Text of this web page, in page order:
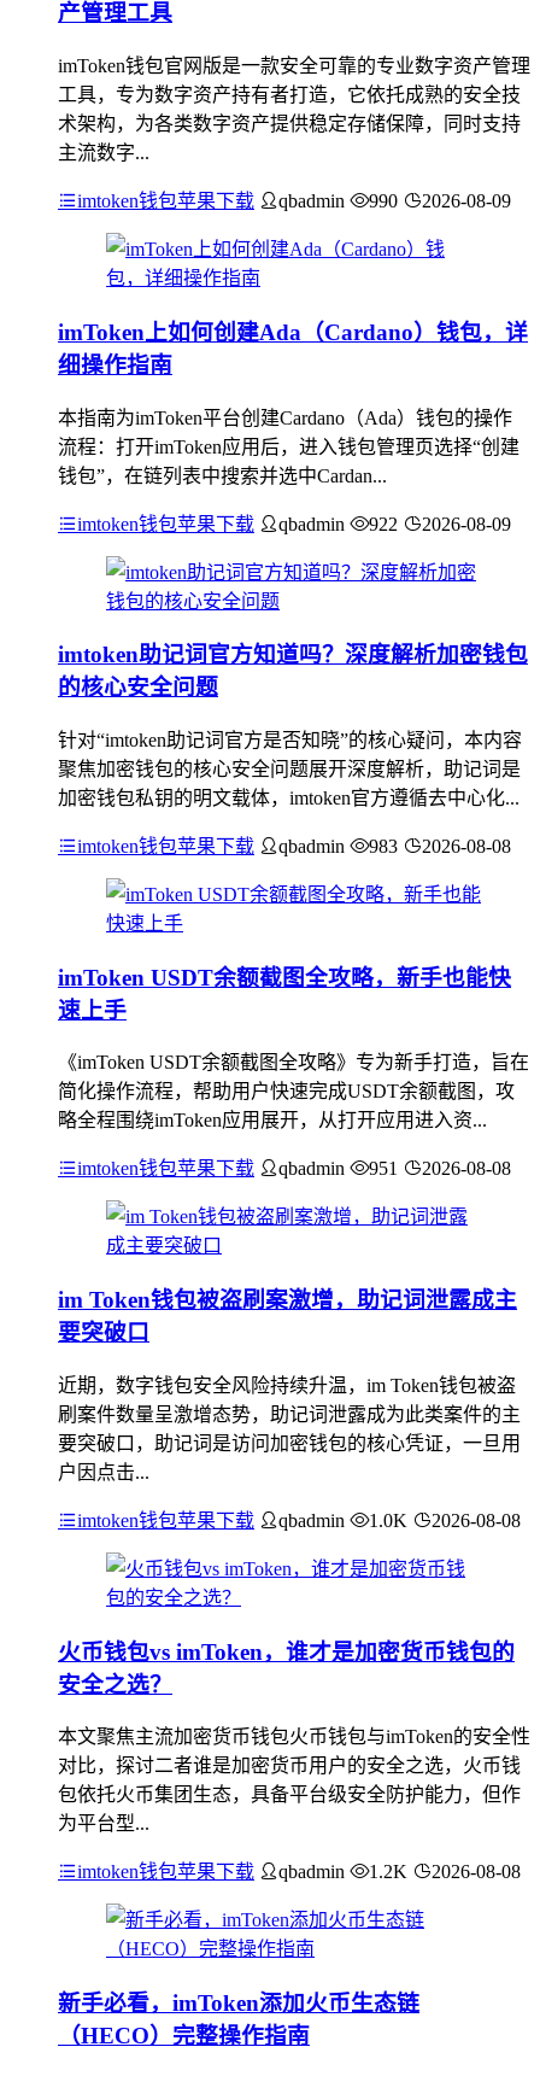
产管理工具
imToken钱包官网版是一款安全可靠的专业数字资产管理
工具，专为数字资产持有者打造，它依托成熟的安全技
术架构，为各类数字资产提供稳定存储保障，同时支持
主流数字...
imtoken钱包苹果下载 qbadmin 990 2026-08-09
imToken上如何创建Ada（Cardano）钱包，详
细操作指南
本指南为imToken平台创建Cardano（Ada）钱包的操作
流程：打开imToken应用后，进入钱包管理页选择“创建
钱包”，在链列表中搜索并选中Cardan...
imtoken钱包苹果下载 qbadmin 922 2026-08-09
imtoken助记词官方知道吗？深度解析加密钱包
的核心安全问题
针对“imtoken助记词官方是否知晓”的核心疑问，本内容
聚焦加密钱包的核心安全问题展开深度解析，助记词是
加密钱包私钥的明文载体，imtoken官方遵循去中心化...
imtoken钱包苹果下载 qbadmin 983 2026-08-08
imToken USDT余额截图全攻略，新手也能快
速上手
《imToken USDT余额截图全攻略》专为新手打造，旨在
简化操作流程，帮助用户快速完成USDT余额截图，攻
略全程围绕imToken应用展开，从打开应用进入资...
imtoken钱包苹果下载 qbadmin 951 2026-08-08
im Token钱包被盗刷案激增，助记词泄露成主
要突破口
近期，数字钱包安全风险持续升温，im Token钱包被盗
刷案件数量呈激增态势，助记词泄露成为此类案件的主
要突破口，助记词是访问加密钱包的核心凭证，一旦用
户因点击...
imtoken钱包苹果下载 qbadmin 1.0K 2026-08-08
火币钱包vs imToken，谁才是加密货币钱包的
安全之选？
本文聚焦主流加密货币钱包火币钱包与imToken的安全性
对比，探讨二者谁是加密货币用户的安全之选，火币钱
包依托火币集团生态，具备平台级安全防护能力，但作
为平台型...
imtoken钱包苹果下载 qbadmin 1.2K 2026-08-08
新手必看，imToken添加火币生态链
（HECO）完整操作指南